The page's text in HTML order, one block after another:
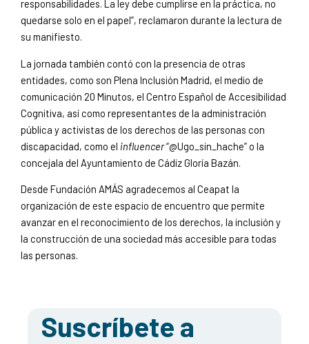
responsabilidades. La ley debe cumplirse en la práctica, no
quedarse solo en el papel”, reclamaron durante la lectura de
su manifiesto.
La jornada también contó con la presencia de otras
entidades, como son Plena Inclusión Madrid, el medio de
comunicación 20 Minutos, el Centro Español de Accesibilidad
Cognitiva, así como representantes de la administración
pública y activistas de los derechos de las personas con
discapacidad, como el influencer“@Ugo_sin_hache” o la
concejala del Ayuntamiento de Cádiz Gloría Bazán.
Desde Fundación AMÁS agradecemos al Ceapat la
organización de este espacio de encuentro que permite
avanzar en el reconocimiento de los derechos, la inclusión y
la construcción de una sociedad más accesible para todas
las personas.
Suscríbete a